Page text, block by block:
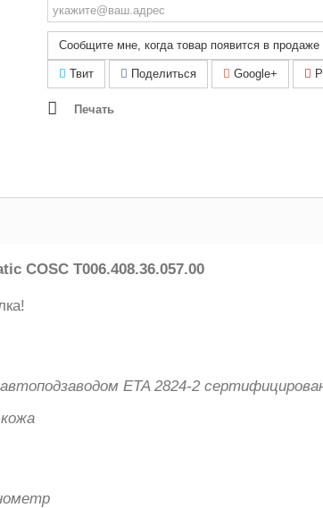
Сообщите мне, когда товар появится в продаже
Твит Поделиться Google+
Печать
COSC T006.408.36.057.00
ETA 2824-2